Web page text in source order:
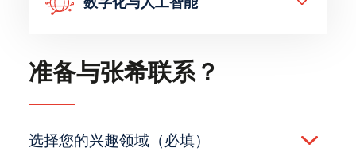
准备与张希联系？
选择您的兴趣领域（必填）